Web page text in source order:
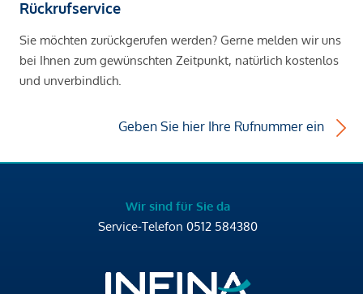
Rückrufservice
Sie möchten zurückgerufen werden? Gerne melden wir uns
bei Ihnen zum gewünschten Zeitpunkt, natürlich kostenlos
und unverbindlich.
Geben Sie hier Ihre Rufnummer ein
Wir sind für Sie da
Service-Telefon 0512 584380